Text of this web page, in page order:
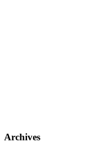
Archives